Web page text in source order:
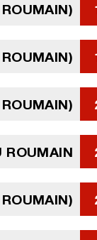
ROUMAIN